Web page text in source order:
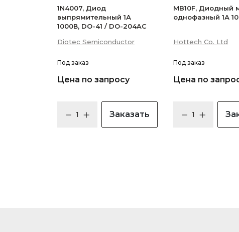
1N4007, Диод
выпрямительный 1А
1000В, DO-41 / DO-204AC
Diotec Semiconductor
Под заказ
Цена по запросу
Заказать
MB10F, Диодный
однофазный 1А
Hottech Co. Ltd
Под заказ
Цена по